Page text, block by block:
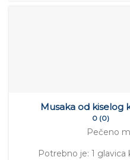
Musaka od kiselog
0 (0)
Pečeno
Potrebno je: 1